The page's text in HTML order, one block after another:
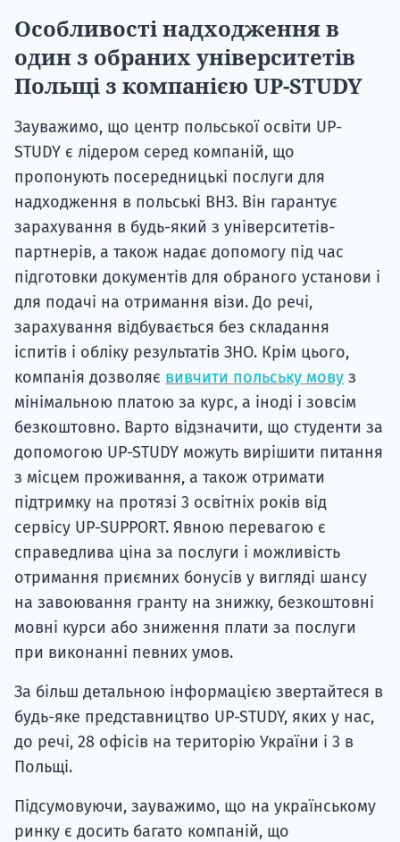
Особливості надходження в
один з обраних університетів
Польщі з компанією UP-STUDY
Зауважимо, що центр польської освіти UP-
STUDY є лідером серед компаній, що
пропонують посередницькі послуги для
надходження в польські ВНЗ. Він гарантує
зарахування в будь-який з університетів-
партнерів, а також надає допомогу під час
підготовки документів для обраного установи і
для подачі на отримання візи. До речі,
зарахування відбувається без складання
іспитів і обліку результатів ЗНО. Крім цього,
компанія дозволяє вивчити польську мову з
мінімальною платою за курс, а іноді і зовсім
безкоштовно. Варто відзначити, що студенти за
допомогою UP-STUDY можуть вирішити питання
з місцем проживання, а також отримати
підтримку на протязі 3 освітніх років від
сервісу UP-SUPPORT. Явною перевагою є
справедлива ціна за послуги і можливість
отримання приємних бонусів у вигляді шансу
на завоювання гранту на знижку, безкоштовні
мовні курси або зниження плати за послуги
при виконанні певних умов.
За більш детальною інформацією звертайтеся в
будь-яке представництво UP-STUDY, яких у нас,
до речі, 28 офісів на територію України і 3 в
Польщі.
Підсумовуючи, зауважимо, що на українському
ринку є досить багато компаній, що